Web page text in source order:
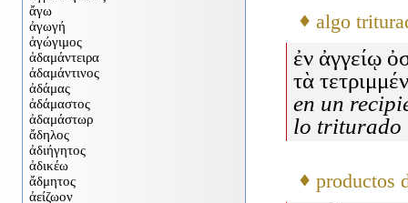
♦ algo
ἐν ἀγγείῳ
τὰ
en un
lo triturado
♦ productos